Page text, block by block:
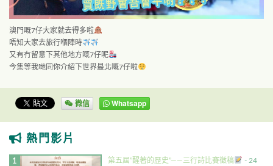
澳門嘅7仔大家就去得多啦
唔知大家去旅行嗰陣時
又有冇留意下其他地方嘅7仔呢
今集等我哋同你介紹下世界最北嘅7仔啦
微信 Whatsapp
熱門影片
第五屆”醒著的歷史”——三行詩比賽徵稿
- 24